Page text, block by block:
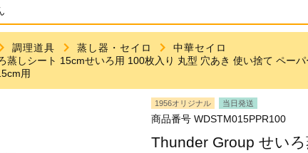
調理道具 蒸し器・セイロ
中華セイロ
蒸しシート 15cmせいろ用 100枚入り 丸型 穴あき 使い捨て ペー
用
1956オリジナル 当日発送
商品番号 WDSTM015PPR100
Thunder Group せい